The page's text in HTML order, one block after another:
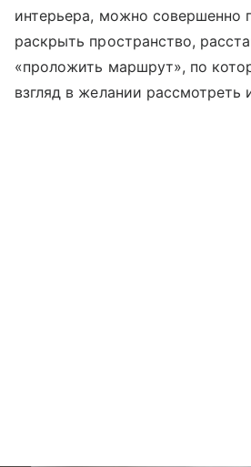
интерьера, можно совершенно
раскрыть пространство,
«проложить маршрут», по
взгляд в желании рассмотреть